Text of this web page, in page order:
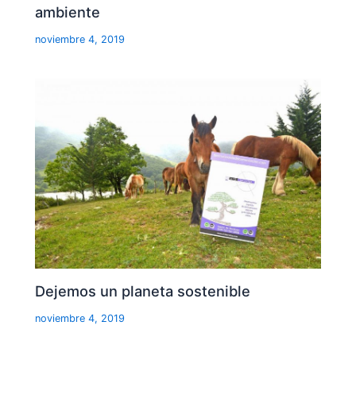
ambiente
noviembre 4, 2019
Dejemos un planeta sostenible
noviembre 4, 2019